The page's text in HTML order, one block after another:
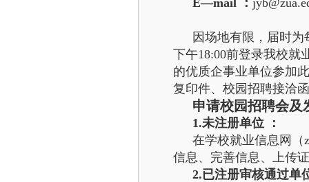
E—mail ：
因场地有限，届时
下午18:00前登录我校就
的优质企事业单位参加
复印件、校园招聘接洽函
申请校园招聘会及
1.未注册单位 ：
在学校就业信息网（
信息、完善信息、上传
2.已注册审核通过单